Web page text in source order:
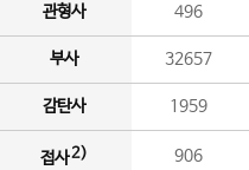
관형사 496
부사 32657
감탄사 1959
접사2) 906